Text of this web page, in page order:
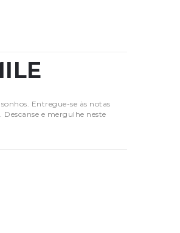
Entregue-se às notas
e mergulhe neste